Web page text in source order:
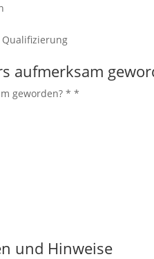
aufmerksam
geworden? * *
und Hinweise